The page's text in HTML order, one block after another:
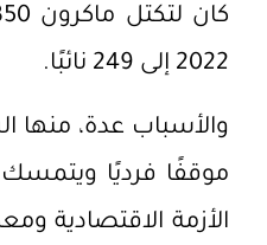
2022 إلى 249 نائبًا.
والأسباب عدة، منها
موقفًا فرديًا ويتمسك
الأزمة الاقتصادية